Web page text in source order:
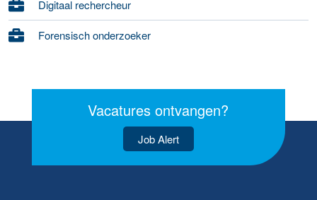
Digitaal rechercheur
Forensisch onderzoeker
Vacatures ontvangen?
Job Alert